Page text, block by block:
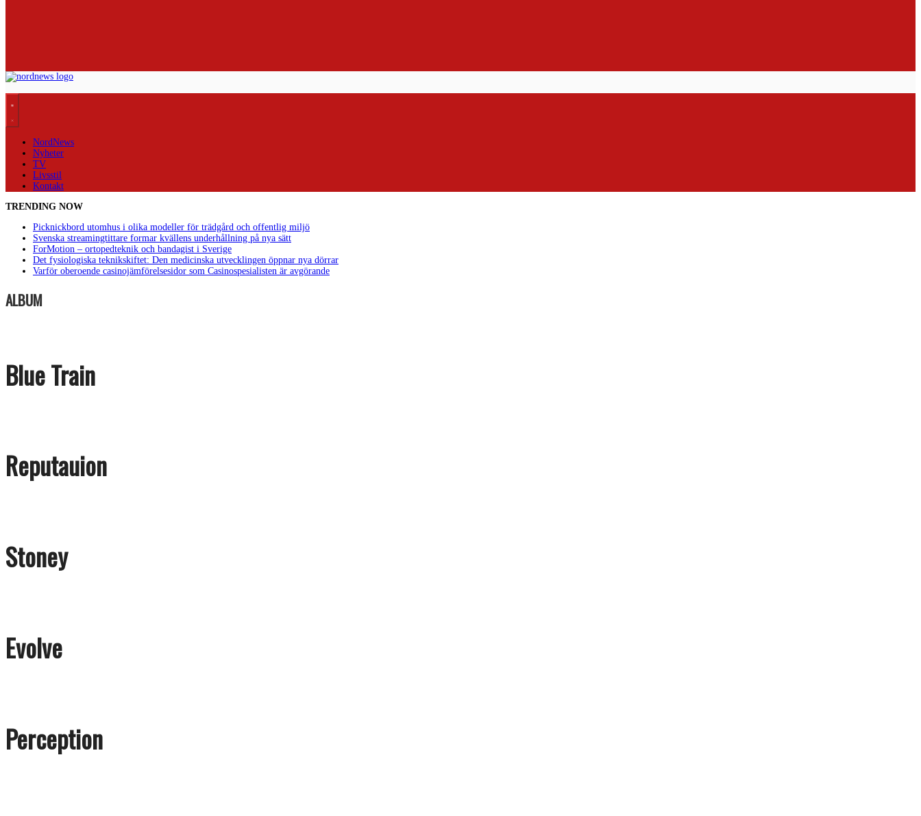
NordNews
Nyheter
TV
Livsstil
Kontakt
TRENDING NOW
Picknickbord utomhus i olika modeller för trädgård och offentlig miljö
Svenska streamingtittare formar kvällens underhållning på nya sätt
ForMotion – ortopedteknik och bandagist i Sverige
Det fysiologiska teknikskiftet: Den medicinska utvecklingen öppnar nya dörrar
Varför oberoende casinojämförelsesidor som Casinospesialisten är avgörande
ALBUM
Blue Train
Reputauion
Stoney
Evolve
Perception